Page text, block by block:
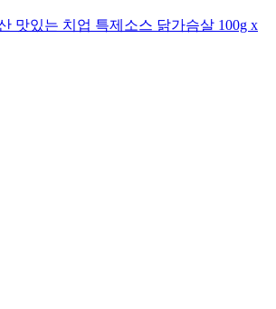
맛있는 치업 특제소스 닭가슴살 100g x